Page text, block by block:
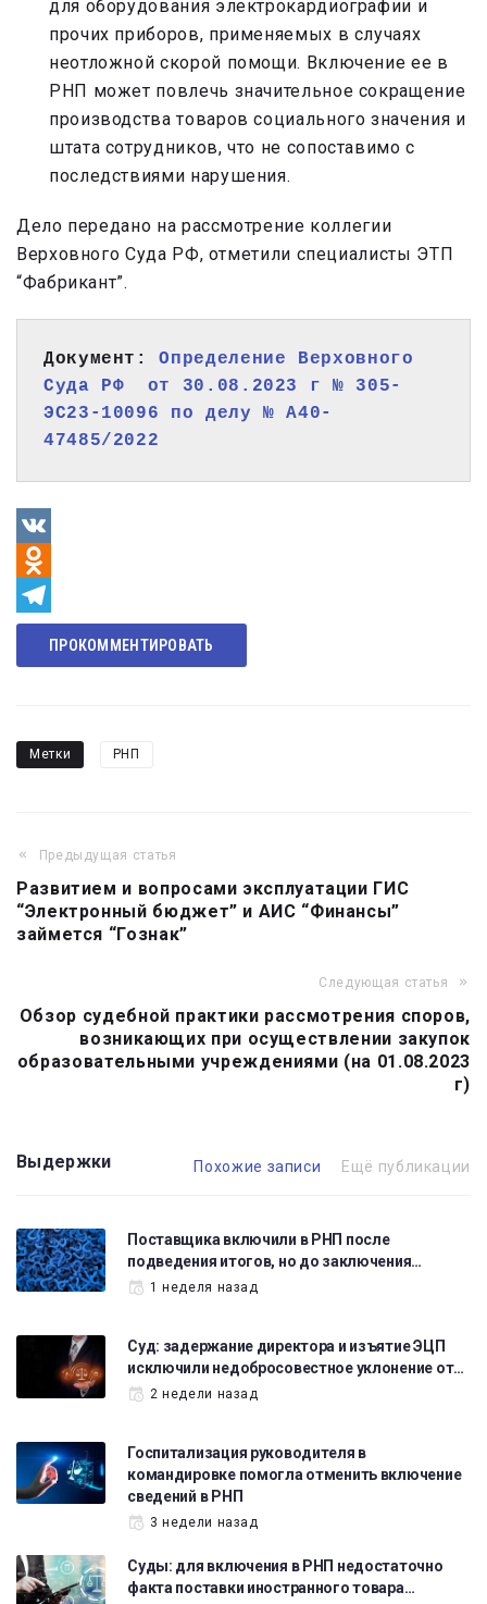
для оборудования электрокардиографии и
прочих приборов, применяемых в случаях
неотложной скорой помощи. Включение ее в
РНП может повлечь значительное сокращение
производства товаров социального значения и
штата сотрудников, что не сопоставимо с
последствиями нарушения.
Дело передано на рассмотрение коллегии
Верховного Суда РФ, отметили специалисты ЭТП
“Фабрикант”.
Документ: Определение Верховного
Суда РФ  от 30.08.2023 г № 305-
ЭС23-10096 по делу № А40-
47485/2022
VK
Odnoklassniki
Telegram
ПРОКОММЕНТИРОВАТЬ
Метки РНП
Навигация
по
записям
Предыдущая статья
Развитием и вопросами эксплуатации ГИС
“Электронный бюджет” и АИС “Финансы”
займется “Гознак”
Следующая статья
Обзор судебной практики рассмотрения споров,
возникающих при осуществлении закупок
образовательными учреждениями (на 01.08.2023
г)
Выдержки Похожие записи Ещё публикации
Поставщика включили в РНП после
подведения итогов, но до заключения…
1 неделя назад
Суд: задержание директора и изъятие ЭЦП
исключили недобросовестное уклонение от…
2 недели назад
Госпитализация руководителя в
командировке помогла отменить включение
сведений в РНП
3 недели назад
Суды: для включения в РНП недостаточно
факта поставки иностранного товара…